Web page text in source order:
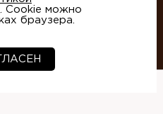
. Cookie можно
браузера.